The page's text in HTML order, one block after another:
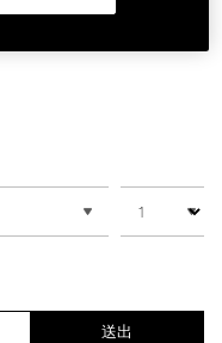
數量
送出